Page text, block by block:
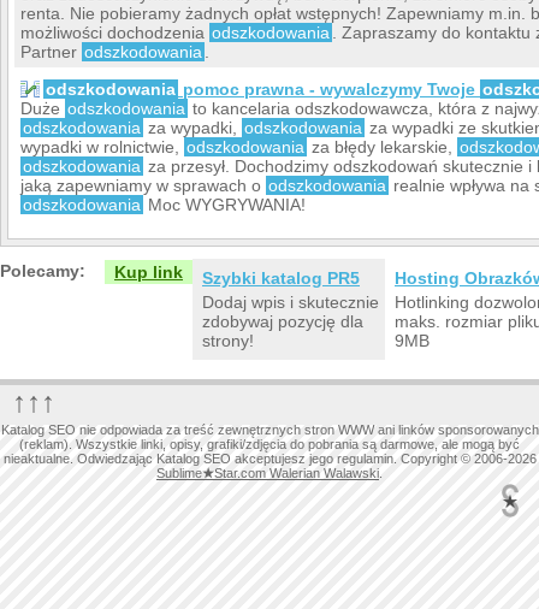
renta. Nie pobieramy żadnych opłat wstępnych! Zapewniamy m.in.
możliwości dochodzenia odszkodowania
. Zapraszamy do
Partner odszkodowania
odszkodowania pomoc prawna - wywalczymy Twoje
Duże odszkodowania to kancelaria odszkodowawcza, która z
odszkodowania za wypadki, odszkodowania za wypadki ze
wypadki w rolnictwie,
odszkodowania za błędy lekarskie,
odszkodowania za przesył. Dochodzimy odszkodowań skutecznie
jaką zapewniamy w sprawach o odszkodowania realnie wpływa
odszkodowania Moc WYGRYWANIA!
Polecamy: Kup link
Szybki katalog PR5
Dodaj wpis i skutecznie
zdobywaj pozycję dla
strony!
Hosting
Hotlinking
maks. rozmiar
9MB
↑↑↑
Katalog SEO nie odpowiada za treść zewnętrznych stron WWW ani linków sponsorowanych
(reklam). Wszystkie linki, opisy, grafiki/zdjęcia do pobrania są darmowe, ale mogą być
nieaktualne. Odwiedzając Katalog SEO akceptujesz jego regulamin. Copyright © 2006-2026
Sublime★Star.com Walerian Walawski